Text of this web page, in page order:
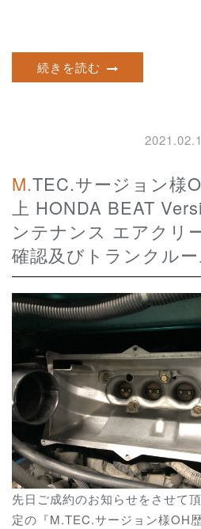
続きを読む
M.TEC.サージョン様OH歴あり 程度極
上 HONDA BEAT
ンテナンス エアクリ
確認及びトランクル
先日ご成約のお知らせをさせて
定の『M.TEC.サージョン様OH